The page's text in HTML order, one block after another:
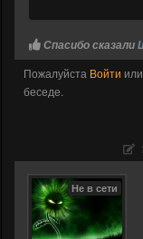
Спасибо сказали
Пожалуйста Войти или
беседе.
Не в сети